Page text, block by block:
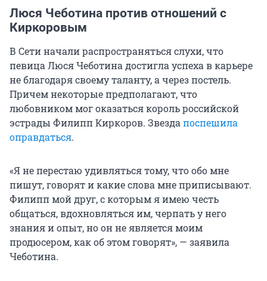
Люся Чеботина против отношений с
Киркоровым
В Сети начали распространяться слухи, что
певица Люся Чеботина достигла успеха в карьере
не благодаря своему таланту, а через постель.
Причем некоторые предполагают, что
любовником мог оказаться король российской
эстрады Филипп Киркоров. Звезда поспешила
оправдаться.
«Я не перестаю удивляться тому, что обо мне
пишут, говорят и какие слова мне приписывают.
Филипп мой друг, с которым я имею честь
общаться, вдохновляться им, черпать у него
знания и опыт, но он не является моим
продюсером, как об этом говорят», — заявила
Чеботина.